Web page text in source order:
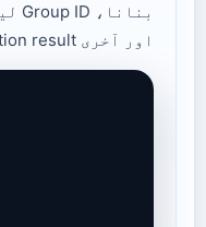
اور آخری automation result چیک کرنا۔